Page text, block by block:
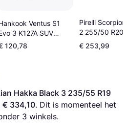
Ventus S1
3 K127A SUV
235/55 ZR19 105W
XL 4PR
120,78
Pirelli
2 255/50 R20
XL
€ 253,99
Hakka Black 3 235/55 R19
€ 334,10. Dit is momenteel het
3 winkels.